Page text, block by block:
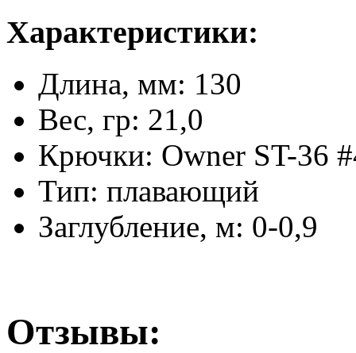
Характеристики:
Длина, мм: 130
Вес, гр: 21,0
Крючки: Owner ST-36
Тип: плавающий
Заглубление, м: 0-0,9
Отзывы: